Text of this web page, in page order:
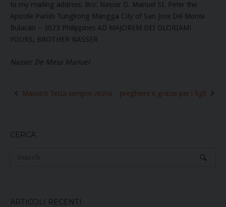
to my mailing address: Bro. Nasser D. Manuel St. Peter the
Apostle Parish Tungkong Mangga City of San Jose Del Monte
Bulacan – 3023 Philippines AD MAJOREM DEI GLORIAM!
YOURS, BROTHER NASSER
Nasser De Mesa Manuel
Post
Maestra Tecla sempre vicina preghiere e grazie per i figli
CERCA
ARTICOLI RECENTI